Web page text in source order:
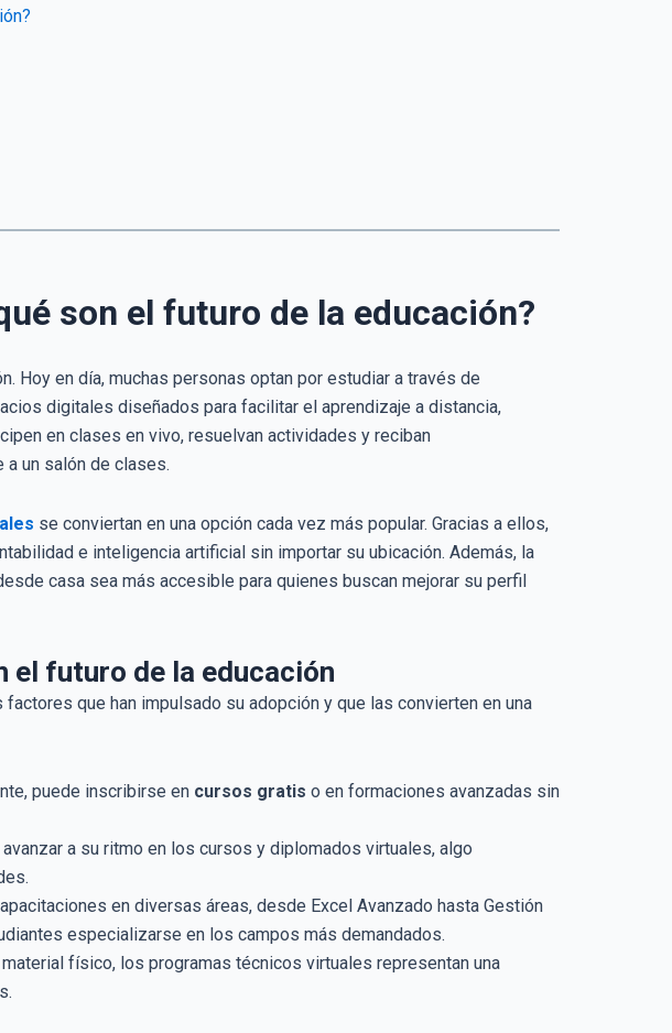
son el futuro de la educación?
Hoy en día, muchas personas optan por estudiar a través de
digitales diseñados para facilitar el aprendizaje a distancia,
en clases en vivo, resuelvan actividades y reciban
un salón de clases.
se conviertan en una opción cada vez más popular. Gracias a ellos,
e inteligencia artificial sin importar su ubicación. Además, la
casa sea más accesible para quienes buscan mejorar su perfil
el futuro de la educación
que han impulsado su adopción y que las convierten en una
puede inscribirse en cursos gratis o en formaciones avanzadas sin
a su ritmo en los cursos y diplomados virtuales, algo
en diversas áreas, desde Excel Avanzado hasta Gestión
especializarse en los campos más demandados.
físico, los programas técnicos virtuales representan una